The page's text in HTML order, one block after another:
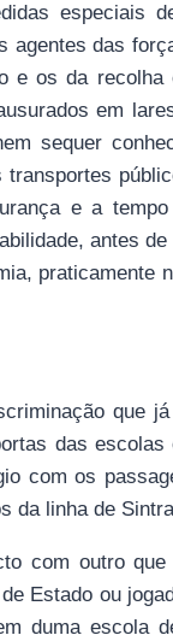
especiais
agentes das
e os da
em
sequer
e a
antes
praticamente
que
das
com os
da linha de
com outro
Estado ou
duma